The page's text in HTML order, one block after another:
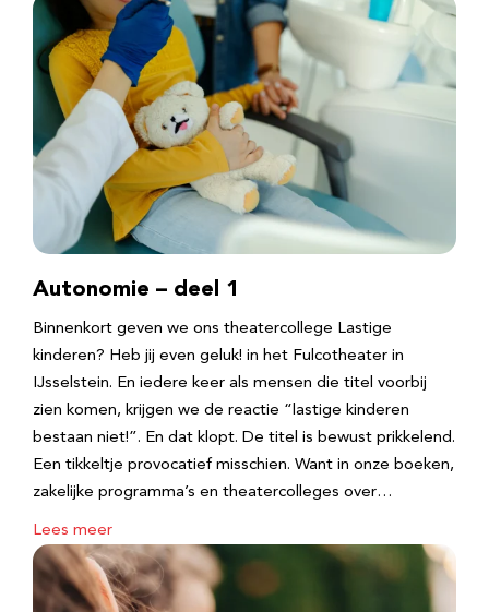
Autonomie – deel 1
Binnenkort geven we ons theatercollege Lastige
kinderen? Heb jij even geluk! in het Fulcotheater in
IJsselstein. En iedere keer als mensen die titel voorbij
zien komen, krijgen we de reactie “lastige kinderen
bestaan niet!”. En dat klopt. De titel is bewust prikkelend.
Een tikkeltje provocatief misschien. Want in onze boeken,
zakelijke programma’s en theatercolleges over…
Lees meer